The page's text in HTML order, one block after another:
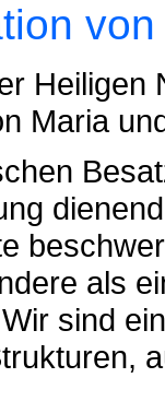
Heiligen
Maria
als
sind